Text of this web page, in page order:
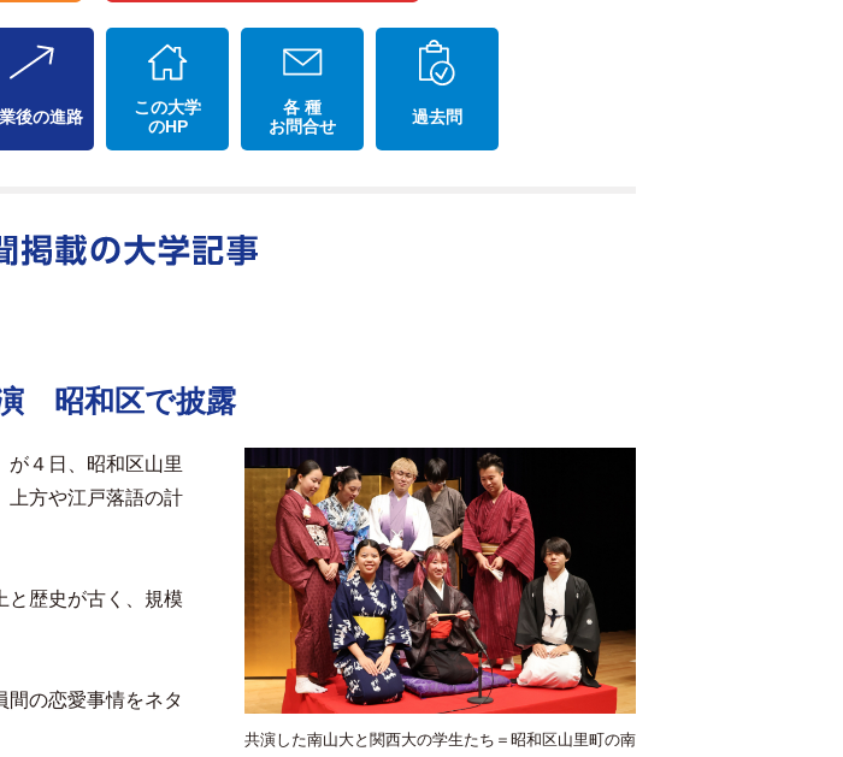
後の進路
この大学
のHP
各 種
お問合せ
過去問
昭和区で披露
共演した南山大と関西大の学生たち＝昭和区山里町の南
４日、昭和区山里
上方や江戸落語の計
歴史が古く、規模
の恋愛事情をネタ